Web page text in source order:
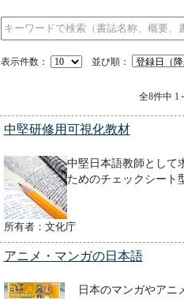
表示件数： 並び順：
全8件中 1
中堅研修用可視化教材
中堅日本語教師として
ためのチェックシート
所有者：文化庁
アニメ・マンガの日本語
日本のマンガやアニ